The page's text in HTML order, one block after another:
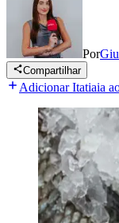
Por
Compartilhar
Adicionar Itatiaia